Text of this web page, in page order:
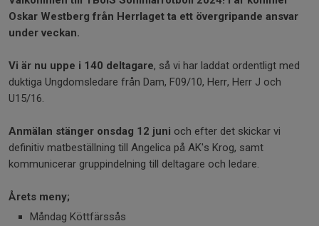
Oskar Westberg från Herrlaget ta ett övergripande ansvar
under veckan.
Vi är nu uppe i 140 deltagare, så vi har laddat ordentligt med
duktiga Ungdomsledare från Dam, F09/10, Herr, Herr J och
U15/16.
Anmälan stänger onsdag 12 juni och efter det skickar vi
definitiv matbeställning till Angelica på AK's Krog, samt
kommunicerar gruppindelning till deltagare och ledare.
Årets meny;
Måndag Köttfärssås